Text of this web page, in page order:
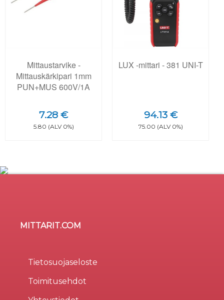
Mittaustarvike -
Mittauskärkipari 1mm
PUN+MUS 600V/1A
7.28 €
5.80 (ALV 0%)
LUX -mittari - 381 UNI-T
94.13 €
75.00 (ALV 0%)
MITTARIT.COM
Tietosuojaseloste
Toimitusehdot
Evästeitä (cookie) käytetään parantamaan sivuston
kolmansien osapuolten tarjoamiin palveluihin.
ValinnallaHyväksy kaikki